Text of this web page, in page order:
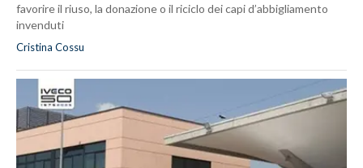
favorire il riuso, la donazione o il riciclo dei capi d’abbigliamento
invenduti
Cristina Cossu